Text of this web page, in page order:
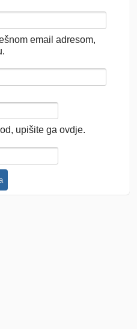
email adresom,
upišite ga ovdje.